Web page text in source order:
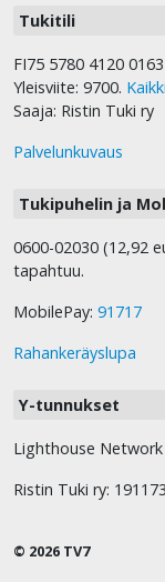
Tukitili
FI75 5780 4120
Yleisviite: 9700.
Saaja: Ristin Tuki ry
Palvelunkuvaus
Tukipuhelin ja
0600-02030 (12,92
tapahtuu.
MobilePay: 91717
Rahankeräyslupa
Y-tunnukset
Lighthouse Network
Ristin Tuki ry:
© 2026 TV7